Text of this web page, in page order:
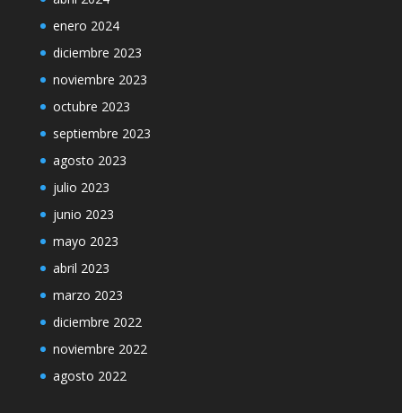
enero 2024
diciembre 2023
noviembre 2023
octubre 2023
septiembre 2023
agosto 2023
julio 2023
junio 2023
mayo 2023
abril 2023
marzo 2023
diciembre 2022
noviembre 2022
agosto 2022